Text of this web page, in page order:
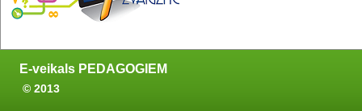
E-veikals PEDAGOGIEM
© 2013